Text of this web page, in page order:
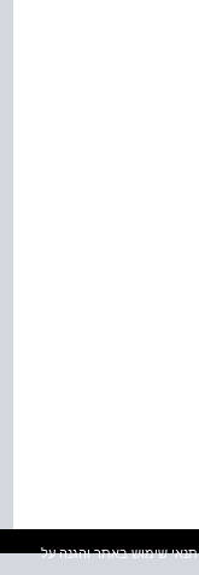
תנאי שימוש באתר והגנה על